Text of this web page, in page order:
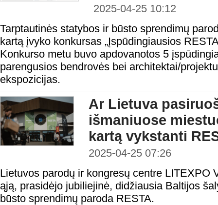
2025-04-25 10:12
Tarptautinės statybos ir būsto sprendimų
kartą įvyko konkursas „Įspūdingiausios
Konkurso metu buvo apdovanotos 5
parengusios bendrovės bei architektai/
ekspozicijas.
Ar Lietuva
išmaniuose
kartą vykstanti
2025-04-25 07:26
Lietuvos parodų ir kongresų centre LITEXPO
ąją, prasidėjo jubiliejinė, didžiausia Baltijos
būsto sprendimų paroda RESTA.